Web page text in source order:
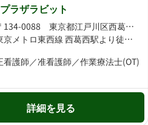
ラザラビット
〒134-0088 東京都江戸川区西葛西3-22-15
東京メトロ東西線 西葛西駅より徒歩3分 東京メトロ東西線 葛西駅より徒歩16分
看護師／准看護師／作業療法士(OT)
詳細を見る